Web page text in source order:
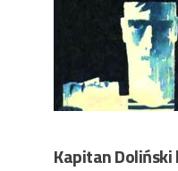
Kapitan